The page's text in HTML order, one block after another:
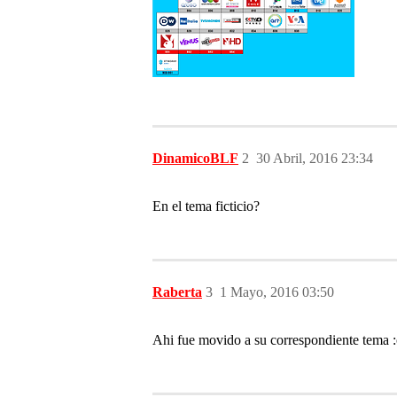
DinamicoBLF 30 Abril, 2016 23:34
2
En el tema ficticio?
Raberta 1 Mayo, 2016 03:50
3
Ahi fue movido a su correspondiente tema